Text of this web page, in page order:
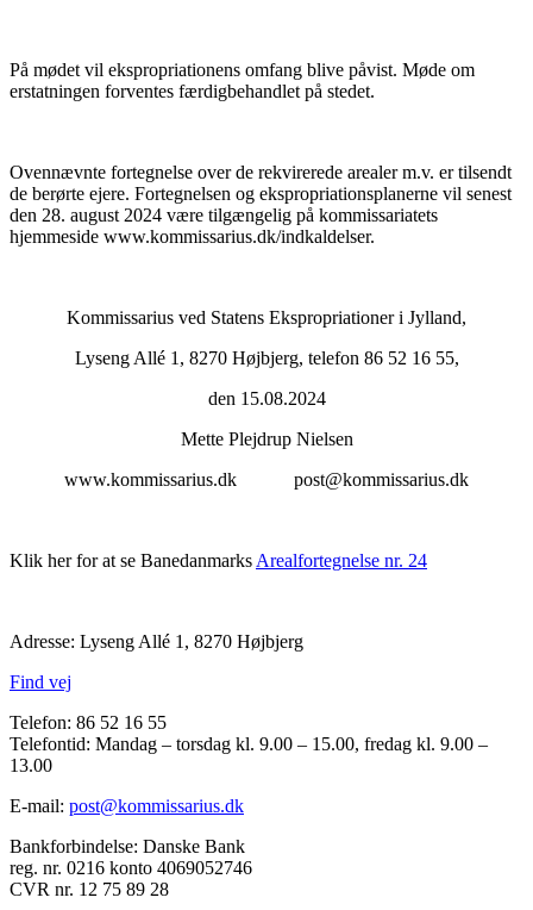
På mødet vil ekspropriationens omfang blive påvist. Møde om
erstatningen forventes færdigbehandlet på stedet.
Ovennævnte fortegnelse over de rekvirerede arealer m.v. er tilsendt
de berørte ejere. Fortegnelsen og ekspropriationsplanerne vil senest
den 28. august 2024 være tilgængelig på kommissariatets
hjemmeside www.kommissarius.dk/indkaldelser.
Kommissarius ved Statens Ekspropriationer i Jylland,
Lyseng Allé 1, 8270 Højbjerg, telefon 86 52 16 55,
den 15.08.2024
Mette Plejdrup Nielsen
www.kommissarius.dk post@kommissarius.dk
Klik her for at se Banedanmarks Arealfortegnelse nr. 24
Adresse: Lyseng Allé 1, 8270 Højbjerg
Find vej
Telefon: 86 52 16 55
Telefontid: Mandag – torsdag kl. 9.00 – 15.00, fredag kl. 9.00 –
13.00
E-mail: post@kommissarius.dk
Bankforbindelse: Danske Bank
reg. nr. 0216 konto 4069052746
CVR nr. 12 75 89 28